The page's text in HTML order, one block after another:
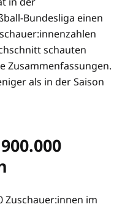
Bundesliga einen
schauten
Zusammenfassungen.
als in der Saison
Zuschauer:innen im